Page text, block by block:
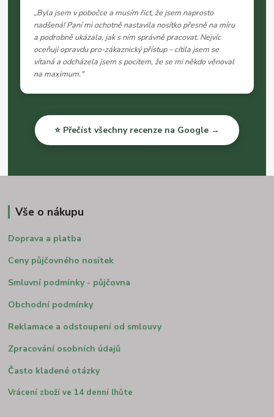
„Byla jsem v pobočce a musím říct, že jsem naprosto
nadšená! Paní mi ochotně nastavila nosítko přesně na míru
a podrobně ukázala, jak s ním správně pracovat. Nejvíc
oceňuji opravdu pro-zákaznický přístup – cítila jsem se
vítaná a odcházela jsem s pocitem, že se mi někdo věnoval
na maximum."
⭐ Přečíst všechny recenze na Google →
Vše o nákupu
Doprava a platba
Ceny půjčovného nosítek
Smluvní podmínky - půjčovna
Obchodní podmínky
Reklamace a odstoupení od smlouvy
Zpracování osobních údajů
Často kladené otázky
Vrácení zboží ve 14 denní lhůte